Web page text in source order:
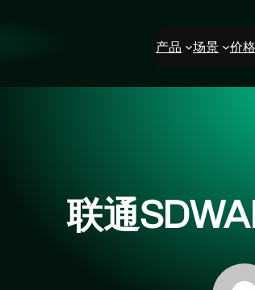
产品 场景 价格
联通